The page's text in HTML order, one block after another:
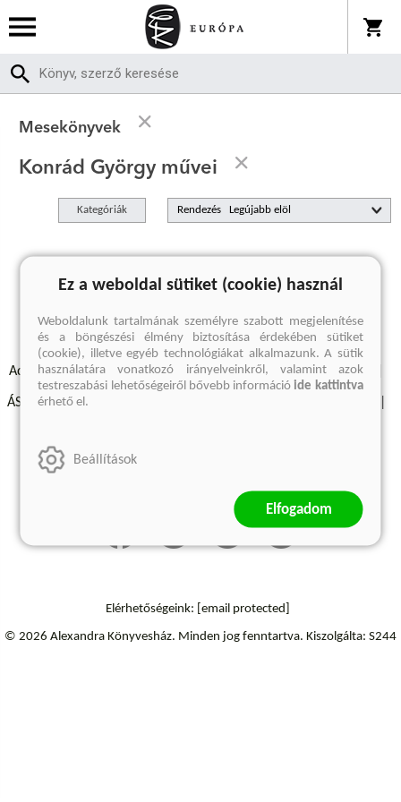
Mesekönyvek
Konrád György művei
Kategóriák Rendezés
A keresett kifejezésre nincs találat
Adatvédelmi szabályzatok Elállási felmondási nyilatkozat
ÁSZF - Vásárlási feltételek
Szállítási információk
Elérhetőségeink: [email protected]
© 2026 Alexandra Könyvesház. Minden jog fenntartva. Kiszolgálta: S244
Ez a weboldal sütiket (cookie) használ
Weboldalunk tartalmának személyre szabott megjelenítése
és a böngészési élmény biztosítása érdekében sütiket
(cookie), illetve egyéb technológiákat alkalmazunk. A sütik
használatára vonatkozó irányelveinkről, valamint azok
testreszabási lehetőségeiről bővebb információide kattintva
érhető el.
Beállítások
Elfogadom